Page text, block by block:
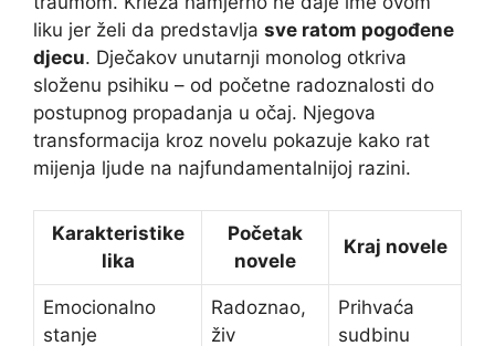
liku jer želi da predstavlja sve ratom pogođene
djecu. Dječakov unutarnji monolog otkriva
složenu psihiku – od početne radoznalosti do
postupnog propadanja u očaj. Njegova
transformacija kroz novelu pokazuje kako rat
mijenja ljude na najfundamentalnijoj razini.
Karakteristike
lika
Početak
novele
Kraj novele
Emocionalno
stanje
Radoznao,
živ
Prihvaća
sudbinu